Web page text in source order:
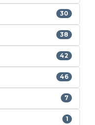
30
38
42
46
7
1